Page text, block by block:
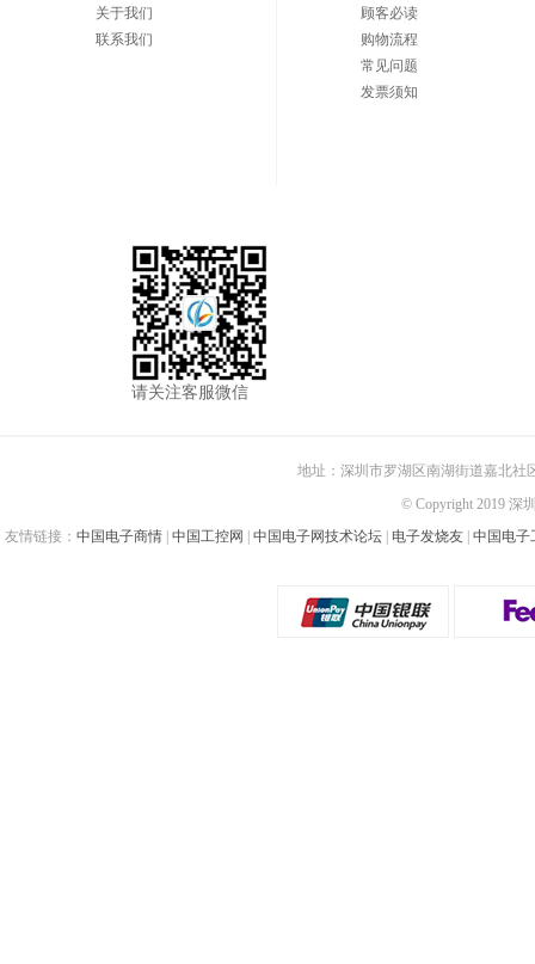
关于我们
联系我们
顾客必读
购物流程
常见问题
发票须知
请关注客服微信
地址：深圳市罗湖区南湖街道嘉北社
© Copyright 2019 深
友情链接： 中国电子商情 | 中国工控网 | 中国电子网技术论坛 | 电子发烧友 | 中国电子